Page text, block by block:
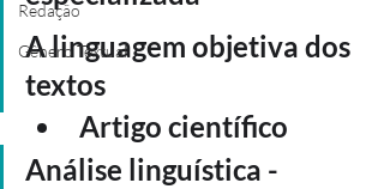
Redação
Gênero Textual
A linguagem objetiva dos
textos
Artigo científico
Análise linguística -